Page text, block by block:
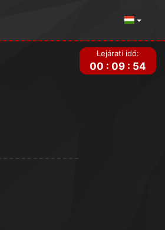
Lejárati idő:
00 : 09 : 54